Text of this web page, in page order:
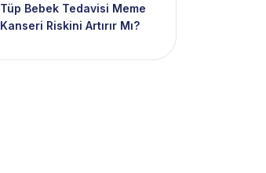
Tüp Bebek Tedavisi Meme
Kanseri Riskini Artırır Mı?